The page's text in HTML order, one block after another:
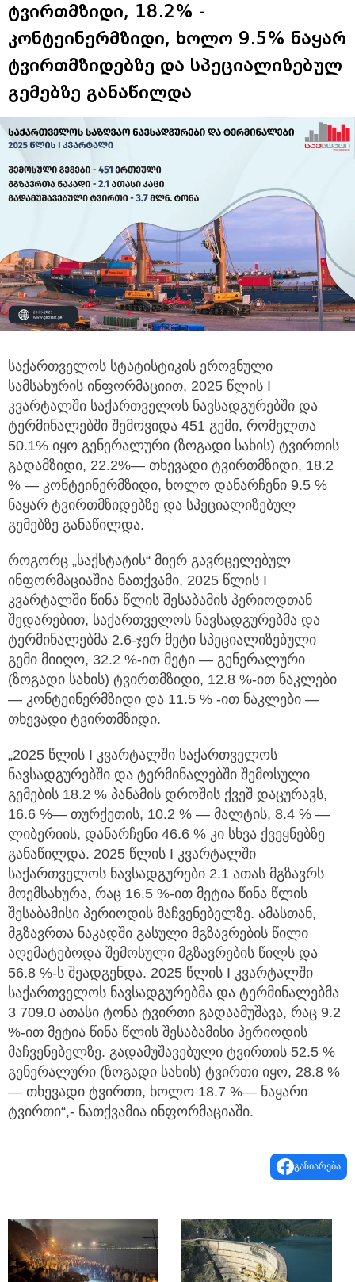
ტვირთმზიდი, 18.2% -
კონტეინერმზიდი, ხოლო 9.5% ნაყარ
ტვირთმზიდებზე და სპეციალიზებულ
გემებზე განაწილდა
საქართველოს სტატისტიკის ეროვნული
სამსახურის ინფორმაციით, 2025 წლის I
კვარტალში საქართველოს ნავსადგურებში და
ტერმინალებში შემოვიდა 451 გემი, რომელთა
50.1% იყო გენერალური (ზოგადი სახის) ტვირთის
გადამზიდი, 22.2%— თხევადი ტვირთმზიდი, 18.2
% — კონტეინერმზიდი, ხოლო დანარჩენი 9.5 %
ნაყარ ტვირთმზიდებზე და სპეციალიზებულ
გემებზე განაწილდა.
როგორც „საქსტატის“ მიერ გავრცელებულ
ინფორმაციაშია ნათქვამი, 2025 წლის I
კვარტალში წინა წლის შესაბამის პერიოდთან
შედარებით, საქართველოს ნავსადგურებმა და
ტერმინალებმა 2.6-ჯერ მეტი სპეციალიზებული
გემი მიიღო, 32.2 %-ით მეტი — გენერალური
(ზოგადი სახის) ტვირთმზიდი, 12.8 %-ით ნაკლები
— კონტეინერმზიდი და 11.5 % -ით ნაკლები —
თხევადი ტვირთმზიდი.
„2025 წლის I კვარტალში საქართველოს
ნავსადგურებში და ტერმინალებში შემოსული
გემების 18.2 % პანამის დროშის ქვეშ დაცურავს,
16.6 %— თურქეთის, 10.2 % — მალტის, 8.4 % —
ლიბერიის, დანარჩენი 46.6 % კი სხვა ქვეყნებზე
განაწილდა. 2025 წლის I კვარტალში
საქართველოს ნავსადგურები 2.1 ათას მგზავრს
მოემსახურა, რაც 16.5 %-ით მეტია წინა წლის
შესაბამისი პერიოდის მაჩვენებელზე. ამასთან,
მგზავრთა ნაკადში გასული მგზავრების წილი
აღემატებოდა შემოსული მგზავრების წილს და
56.8 %-ს შეადგენდა. 2025 წლის I კვარტალში
საქართველოს ნავსადგურებმა და ტერმინალებმა
3 709.0 ათასი ტონა ტვირთი გადაამუშავა, რაც 9.2
%-ით მეტია წინა წლის შესაბამისი პერიოდის
მაჩვენებელზე. გადამუშავებული ტვირთის 52.5 %
გენერალური (ზოგადი სახის) ტვირთი იყო, 28.8 %
— თხევადი ტვირთი, ხოლო 18.7 %— ნაყარი
ტვირთი“,- ნათქვამია ინფორმაციაში.
გაზიარება